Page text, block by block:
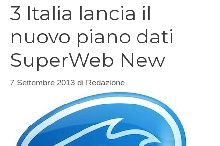
3 Italia lancia il
nuovo piano dati
SuperWeb New
7 Settembre 2013 di Redazione